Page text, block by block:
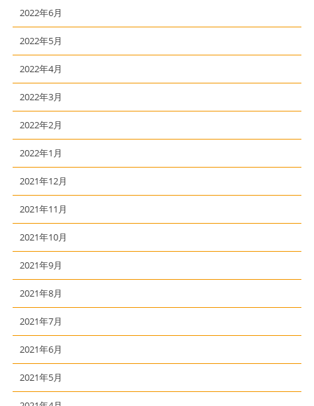
2022年6月
2022年5月
2022年4月
2022年3月
2022年2月
2022年1月
2021年12月
2021年11月
2021年10月
2021年9月
2021年8月
2021年7月
2021年6月
2021年5月